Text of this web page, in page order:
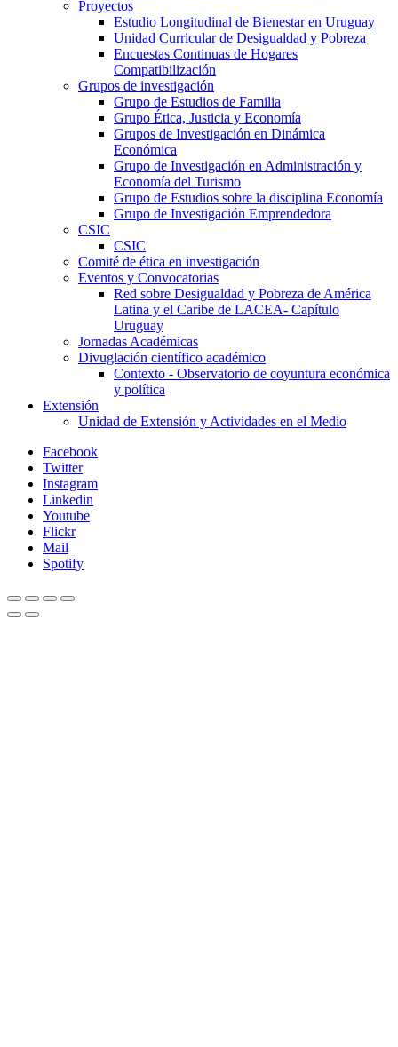
Proyectos
Estudio Longitudinal de Bienestar en Uruguay
Unidad Curricular de Desigualdad y Pobreza
Encuestas Continuas de Hogares
Compatibilización
Grupos de investigación
Grupo de Estudios de Familia
Grupo Ética, Justicia y Economía
Grupos de Investigación en Dinámica
Económica
Grupo de Investigación en Administración y
Economía del Turismo
Grupo de Estudios sobre la disciplina Economía
Grupo de Investigación Emprendedora
CSIC
CSIC
Comité de ética en investigación
Eventos y Convocatorias
Red sobre Desigualdad y Pobreza de América
Latina y el Caribe de LACEA- Capítulo
Uruguay
Jornadas Académicas
Divuglación científico académico
Contexto - Observatorio de coyuntura económica
y política
Extensión
Unidad de Extensión y Actividades en el Medio
Facebook
Twitter
Instagram
Linkedin
Youtube
Flickr
Mail
Spotify